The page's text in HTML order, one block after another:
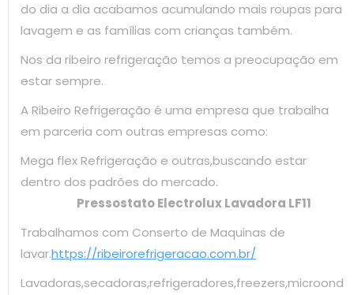
do dia a dia acabamos acumulando mais roupas para
lavagem e as famílias com crianças também.
Nos da ribeiro refrigeração temos a preocupação em
estar sempre.
A Ribeiro Refrigeração é uma empresa que trabalha
em parceria com outras empresas como:
Mega flex Refrigeração e outras,buscando estar
dentro dos padrões do mercado.
Pressostato Electrolux Lavadora LF11
Trabalhamos com Conserto de Maquinas de
lavar.https://ribeirorefrigeracao.com.br/
Lavadoras,secadoras,refrigeradores,freezers,microond